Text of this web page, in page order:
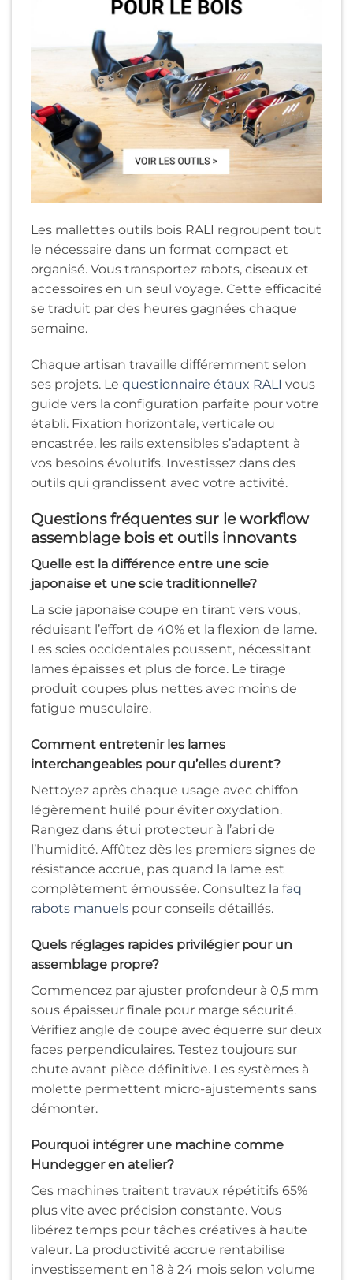
Les mallettes outils bois RALI regroupent tout
le nécessaire dans un format compact et
organisé. Vous transportez rabots, ciseaux et
accessoires en un seul voyage. Cette efficacité
se traduit par des heures gagnées chaque
semaine.
Chaque artisan travaille différemment selon
ses projets. Le questionnaire étaux RALI vous
guide vers la configuration parfaite pour votre
établi. Fixation horizontale, verticale ou
encastrée, les rails extensibles s’adaptent à
vos besoins évolutifs. Investissez dans des
outils qui grandissent avec votre activité.
Questions fréquentes sur le workflow
assemblage bois et outils innovants
Quelle est la différence entre une scie
japonaise et une scie traditionnelle?
La scie japonaise coupe en tirant vers vous,
réduisant l’effort de 40% et la flexion de lame.
Les scies occidentales poussent, nécessitant
lames épaisses et plus de force. Le tirage
produit coupes plus nettes avec moins de
fatigue musculaire.
Comment entretenir les lames
interchangeables pour qu’elles durent?
Nettoyez après chaque usage avec chiffon
légèrement huilé pour éviter oxydation.
Rangez dans étui protecteur à l’abri de
l’humidité. Affûtez dès les premiers signes de
résistance accrue, pas quand la lame est
complètement émoussée. Consultez la faq
rabots manuels pour conseils détaillés.
Quels réglages rapides privilégier pour un
assemblage propre?
Commencez par ajuster profondeur à 0,5 mm
sous épaisseur finale pour marge sécurité.
Vérifiez angle de coupe avec équerre sur deux
faces perpendiculaires. Testez toujours sur
chute avant pièce définitive. Les systèmes à
molette permettent micro-ajustements sans
démonter.
Pourquoi intégrer une machine comme
Hundegger en atelier?
Ces machines traitent travaux répétitifs 65%
plus vite avec précision constante. Vous
libérez temps pour tâches créatives à haute
valeur. La productivité accrue rentabilise
investissement en 18 à 24 mois selon volume